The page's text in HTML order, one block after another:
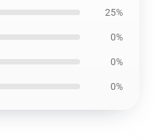
25%
0%
0%
0%